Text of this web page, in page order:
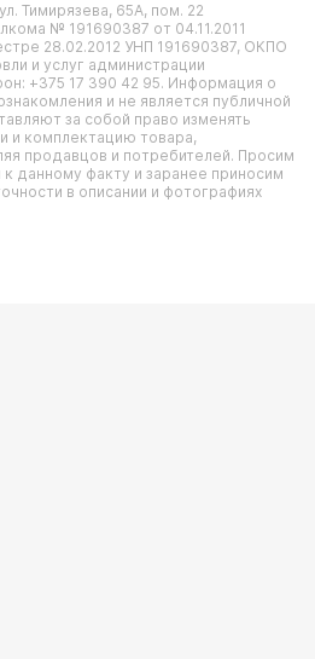
Тимирязева, 65А, пом. 22
№ 191690387 от 04.11.2011
28.02.2012 УНП 191690387, ОКПО
и услуг администрации
+375 17 390 42 95. Информация о
и не является публичной
за собой право изменять
и комплектацию товара,
продавцов и потребителей. Просим
данному факту и заранее приносим
в описании и фотографиях